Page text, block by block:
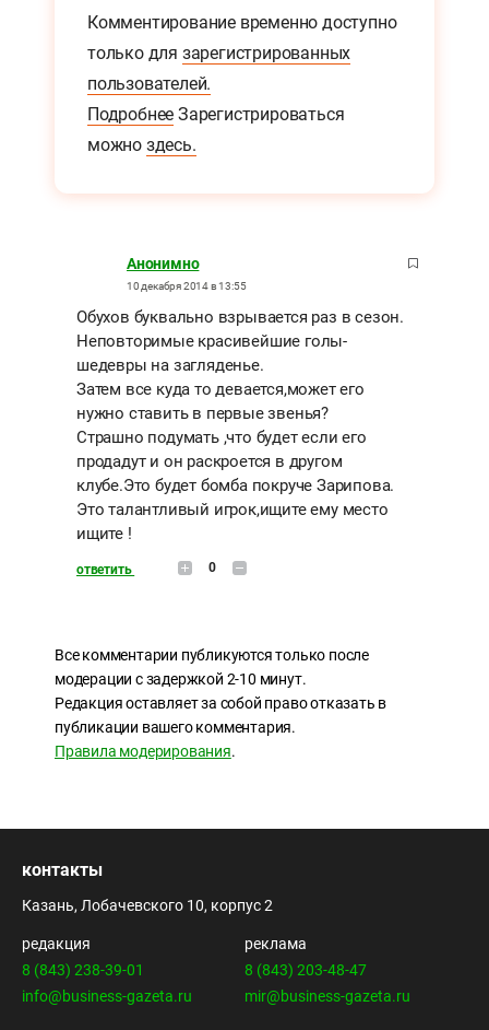
Комментирование временно доступно
только для зарегистрированных
пользователей.
Подробнее Зарегистрироваться
можно здесь.
Анонимно
10 декабря 2014 в 13:55
Обухов буквально взрывается раз в сезон.
Неповторимые красивейшие голы-
шедевры на загляденье.
Затем все куда то девается,может его
нужно ставить в первые звенья?
Страшно подумать ,что будет если его
продадут и он раскроется в другом
клубе.Это будет бомба покруче Зарипова.
Это талантливый игрок,ищите ему место
ищите !
ответить 0
Все комментарии публикуются только после
модерации с задержкой 2-10 минут.
Редакция оставляет за собой право отказать в
публикации вашего комментария.
Правила модерирования.
контакты
Казань, Лобачевского 10, корпус 2
редакция
8 (843) 238-39-01
info@business-gazeta.ru
реклама
8 (843) 203-48-47
mir@business-gazeta.ru